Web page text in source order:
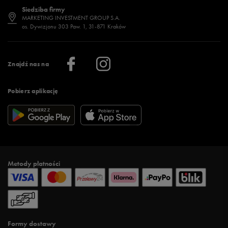
Znajdź nas na
Pobierz aplikację
Regulamin sklepu 50 style
Regulamin aplikacji 50 style
Więcej regulaminów >
Jak wybrać buty na zimę?
Więcej >
Stylizacje damskie
Sklepy stacjonarne
Klub 50 style
Praca
Informacje o firmie
Siedziba firmy
MARKETING INVESTMENT GROUP S.A.
os. Dywizjonu 303 Paw. 1, 31-871 Kraków
Metody płatności
Formy dostawy